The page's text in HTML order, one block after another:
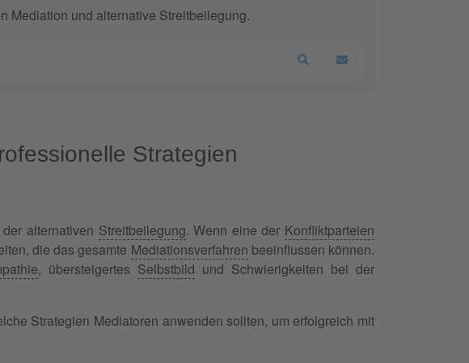
Mediation und alternative Streitbeilegung.
SearchUpdates abonnieren
Strategien
alternativen Streitbeilegung. Wenn eine der Konfliktparteien
die das gesamte Mediationsverfahren beeinflussen können.
, übersteigertes Selbstbild und Schwierigkeiten bei der
Strategien Mediatoren anwenden sollten, um erfolgreich mit